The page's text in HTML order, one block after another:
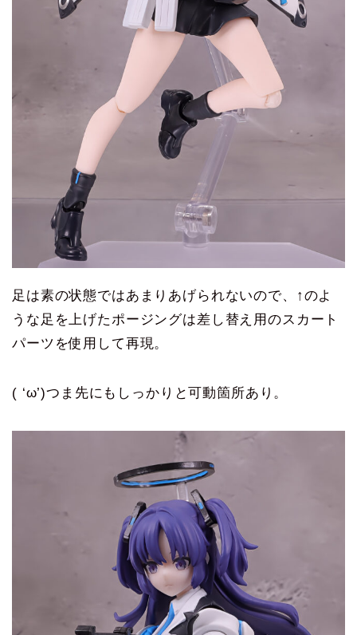
足は素の状態ではあまりあげられないので、↑のよ
うな足を上げたポージングは差し替え用のスカート
パーツを使用して再現。
( ‘ω’)つま先にもしっかりと可動箇所あり。